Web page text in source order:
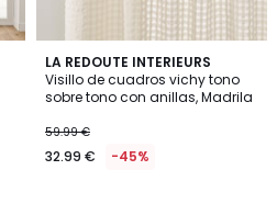
LA REDOUTE INTERIEURS
Visillo de cuadros vichy tono
sobre tono con anillas, Madrila
59.99 €
32.99 € -45%
4,8
/ 5